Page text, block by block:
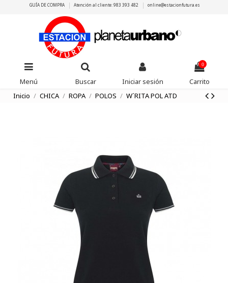
GUÍA DE COMPRA Atención al cliente: 983 393 482 online@estacionfutura.es
Menú Buscar Iniciar sesión
0
Carrito
Inicio
CHICA ROPA POLOS W´RITA POL ATD